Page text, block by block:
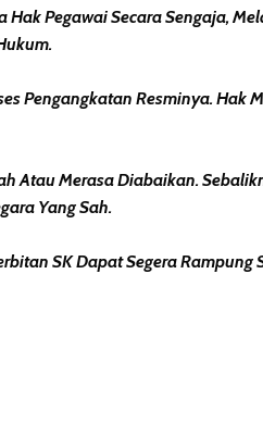
Pegawai Secara Sengaja,
Pengangkatan Resminya. Hak
Atau Merasa Diabaikan.
Yang Sah.
SK Dapat Segera Rampung